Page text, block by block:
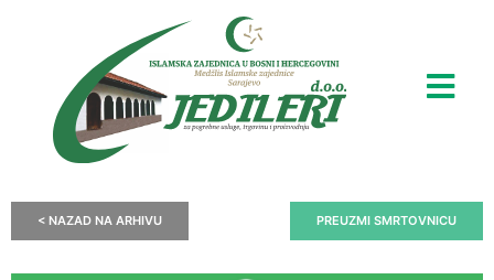
< NAZAD NA ARHIVU PREUZMI SMRTOVNICU